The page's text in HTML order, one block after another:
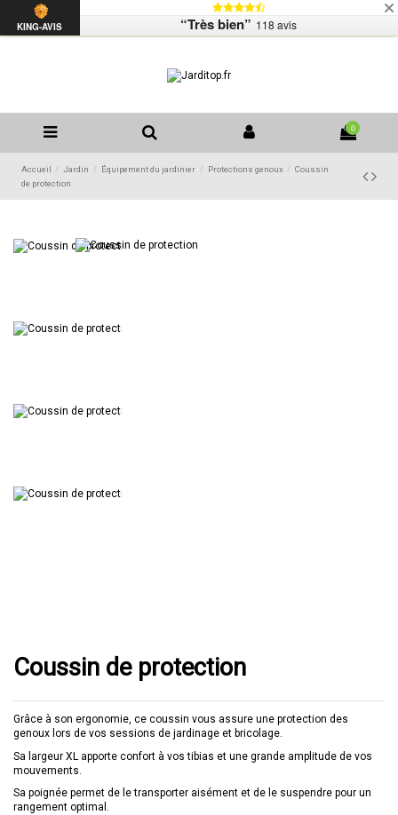
Contactez-nous
Liste de souhaits (
0
Accueil Jardin Équipement du jardinier Protections genoux
Coussin
de protection
Coussin de protection
Grâce à son ergonomie, ce coussin vous assure une protection des
genoux lors de vos sessions de jardinage et bricolage.
Sa largeur XL apporte confort à vos tibias et une grande amplitude de vos
mouvements.
Sa poignée permet de le transporter aisément et de le suspendre pour un
rangement optimal.
KING-AVIS “Très bien” 118 avis